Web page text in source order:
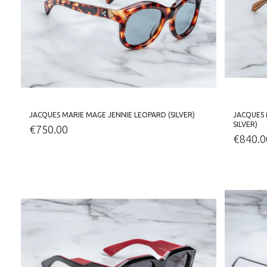
JACQUES MARIE MAGE JENNIE LEOPARD (SILVER)
€750.00
SILVER)
€